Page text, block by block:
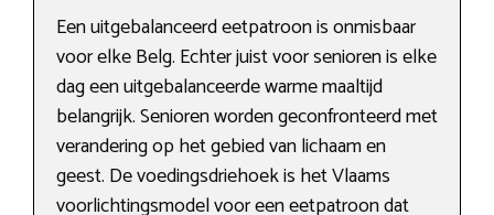
Een uitgebalanceerd eetpatroon is onmisbaar
voor elke Belg. Echter juist voor senioren is elke
dag een uitgebalanceerde warme maaltijd
belangrijk. Senioren worden geconfronteerd met
verandering op het gebied van lichaam en
geest. De voedingsdriehoek is het Vlaams
voorlichtingsmodel voor een eetpatroon dat